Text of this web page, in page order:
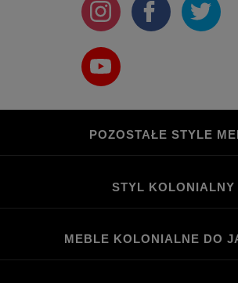
POZOSTAŁE STYLE
STYL KOLONIALNY
MEBLE KOLONIALNE DO